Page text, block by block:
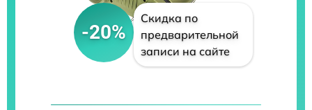
-20%
Скидка по
предварительной
записи на сайте